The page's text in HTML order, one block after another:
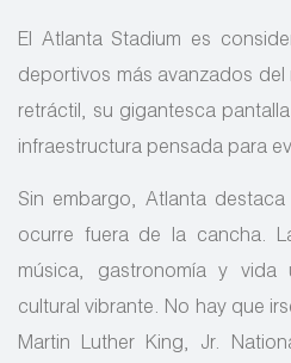
El Atlanta Stadium es
deportivos más avanzados
retráctil, su gigantesca
infraestructura pensada para
Sin embargo, Atlanta
ocurre fuera de la cancha.
música, gastronomía y
cultural vibrante. No hay que
Martin Luther King, Jr.